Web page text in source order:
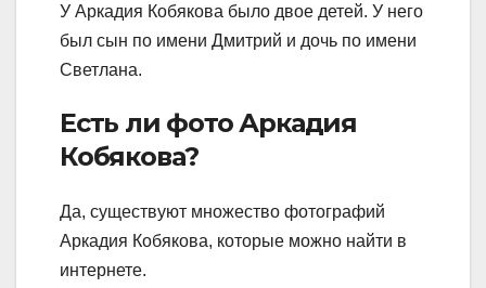
У Аркадия Кобякова было двое детей. У него
был сын по имени Дмитрий и дочь по имени
Светлана.
Есть ли фото Аркадия
Кобякова?
Да, существуют множество фотографий
Аркадия Кобякова, которые можно найти в
интернете.